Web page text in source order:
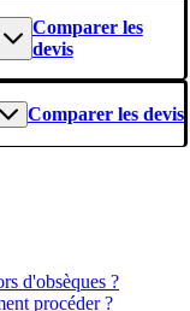
Comparer les
devis
Comparer les devis
d'obsèques ?
procéder ?